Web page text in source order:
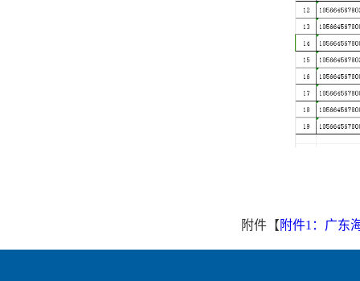
附件【 附件1：广东